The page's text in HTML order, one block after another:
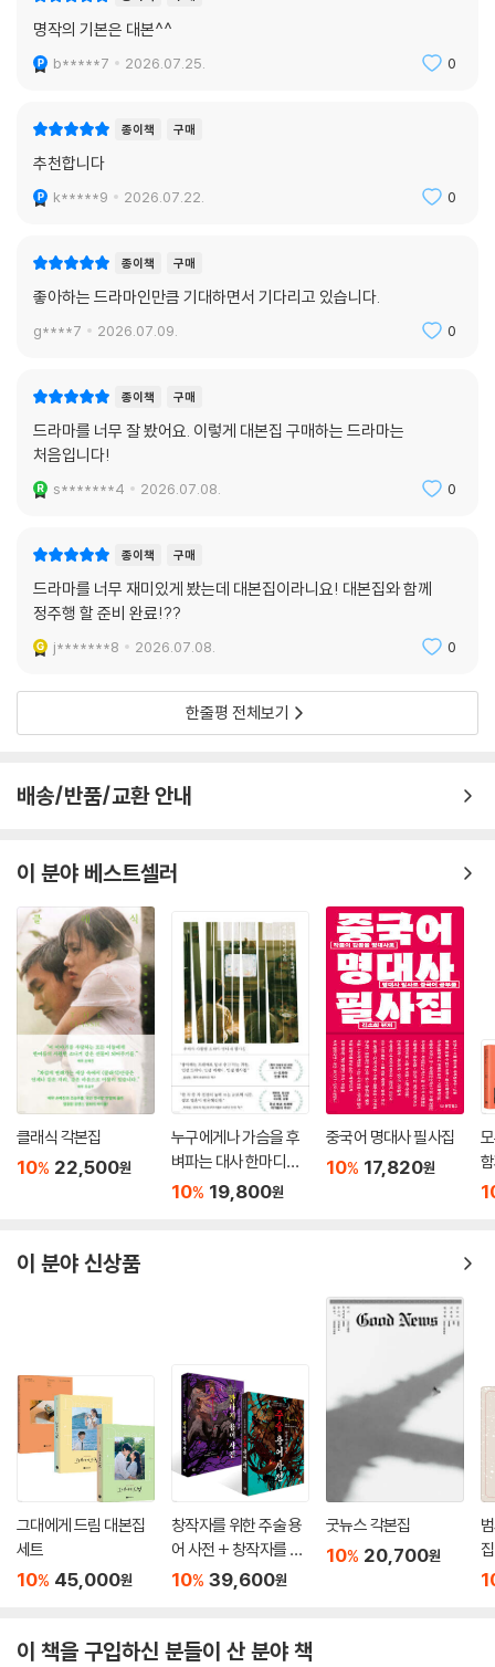
명작의 기본은 대본^^
b*****7 2026.07.25. 0
종이책 구매
추천합니다
k*****9 2026.07.22. 0
종이책 구매
좋아하는 드라마인만큼 기대하면서 기다리고 있습니다.
g****7 2026.07.09. 0
종이책 구매
드라마를 너무 잘 봤어요. 이렇게 대본집 구매하는 드라마는
처음입니다!
s*******4 2026.07.08. 0
종이책 구매
드라마를 너무 재미있게 봤는데 대본집이라니요! 대본집와 함께
정주행 할 준비 완료!??
j*******8 2026.07.08. 0
한줄평 전체보기
배송/반품/교환 안내
이 분야 베스트셀러
클래식 각본집
10% 22,500원
누구에게나 가슴을 후
벼파는 대사 한마디가
있다
10% 19,800원
중국어 명대사 필사집
10% 17,820원
이 분야 신상품
그대에게 드림 대본집
세트
10% 45,000원
창작자를 위한 주술 용
어 사전 + 창작자를 위
한 판타지 용어 사전 세
10% 39,600원
굿뉴스 각본집
10% 20,700원
집
이 책을 구입하신 분들이 산 분야 책